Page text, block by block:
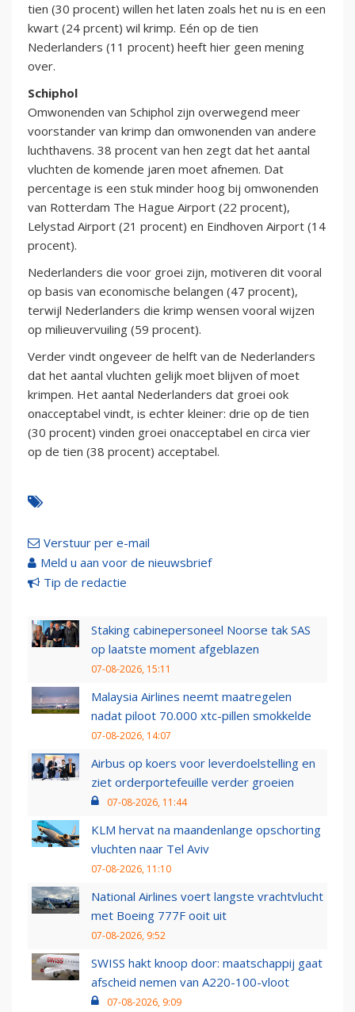
tien (30 procent) willen het laten zoals het nu is en een
kwart (24 prcent) wil krimp. Eén op de tien
Nederlanders (11 procent) heeft hier geen mening
over.
Schiphol
Omwonenden van Schiphol zijn overwegend meer
voorstander van krimp dan omwonenden van andere
luchthavens. 38 procent van hen zegt dat het aantal
vluchten de komende jaren moet afnemen. Dat
percentage is een stuk minder hoog bij omwonenden
van Rotterdam The Hague Airport (22 procent),
Lelystad Airport (21 procent) en Eindhoven Airport (14
procent).
Nederlanders die voor groei zijn, motiveren dit vooral
op basis van economische belangen (47 procent),
terwijl Nederlanders die krimp wensen vooral wijzen
op milieuvervuiling (59 procent).
Verder vindt ongeveer de helft van de Nederlanders
dat het aantal vluchten gelijk moet blijven of moet
krimpen. Het aantal Nederlanders dat groei ook
onacceptabel vindt, is echter kleiner: drie op de tien
(30 procent) vinden groei onacceptabel en circa vier
op de tien (38 procent) acceptabel.
Verstuur per e-mail
Meld u aan voor de nieuwsbrief
Tip de redactie
Staking cabinepersoneel Noorse tak SAS
op laatste moment afgeblazen
07-08-2026, 15:11
Malaysia Airlines neemt maatregelen
nadat piloot 70.000 xtc-pillen smokkelde
07-08-2026, 14:07
Airbus op koers voor leverdoelstelling en
ziet orderportefeuille verder groeien
07-08-2026, 11:44
KLM hervat na maandenlange opschorting
vluchten naar Tel Aviv
07-08-2026, 11:10
National Airlines voert langste vrachtvlucht
met Boeing 777F ooit uit
07-08-2026, 9:52
SWISS hakt knoop door: maatschappij gaat
afscheid nemen van A220-100-vloot
07-08-2026, 9:09